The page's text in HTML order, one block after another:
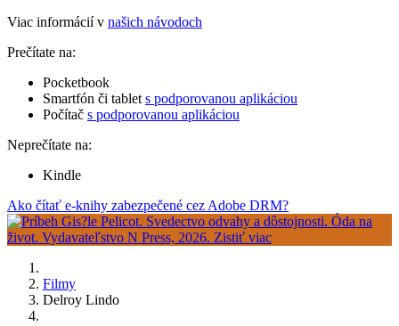
Viac informácií v našich návodoch
Prečítate na:
Pocketbook
Smartfón či tablet s podporovanou aplikáciou
Počítač s podporovanou aplikáciou
Neprečítate na:
Kindle
Ako čítať e-knihy zabezpečené cez Adobe DRM?
Filmy
Delroy Lindo